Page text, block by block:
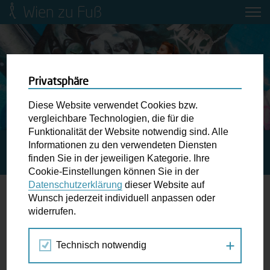
Wien zu Fuß
Mobilitätsbildung für Kinder und
Jugendliche
Ringstraße-Neugestaltung
Wiener Fußwegekarte
Newsletter abonnieren
Wunschbox
der Ampel ...
STARTSEITE SPAZIERGANG KALENDER
COMMON
GROUND SEVERINGASSE 2025 WUK STRASSENFEST
12.
SEP
2025
Privatsphäre
Diese Website verwendet Cookies bzw.
vergleichbare Technologien, die für die
Funktionalität der Website notwendig sind. Alle
Informationen zu den verwendeten Diensten
finden Sie in der jeweiligen Kategorie. Ihre
Cookie-Einstellungen können Sie in der
Datenschutzerklärung dieser Website auf
Wunsch jederzeit individuell anpassen oder
widerrufen.
Technisch notwendig